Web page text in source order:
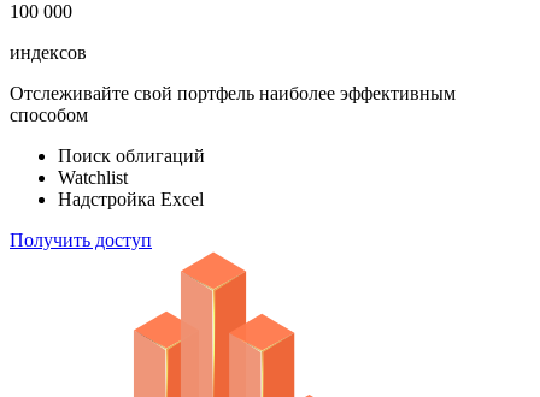
100 000
индексов
Отслеживайте свой портфель наиболее эффективным
способом
Поиск облигаций
Watchlist
Надстройка Excel
Получить доступ